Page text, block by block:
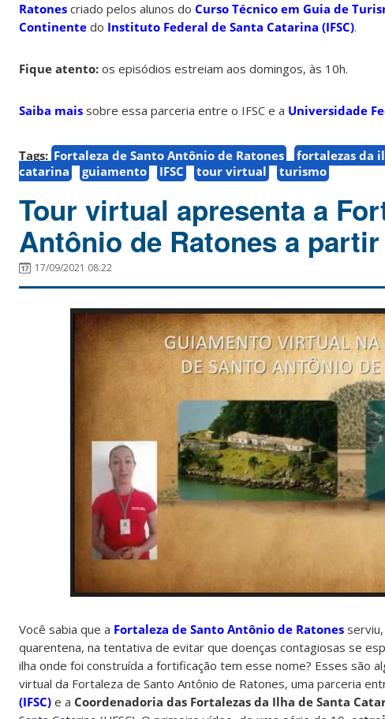
Ratones criado pelos alunos do Curso Técnico em Guia de
Continente do Instituto Federal de Santa Catarina (IFSC).
Fique atento: os episódios estreiam aos domingos, às 10h.
Saiba mais sobre essa parceria entre o IFSC e a Universidade
Tags: Fortaleza de Santo Antônio de Ratones
fortalezas da
catarina
guiamento IFSC tour virtual turismo
Tour virtual apresenta a
Antônio de Ratones a
17/09/2021 08:22
Você sabia que a Fortaleza de Santo Antônio de Ratones
quarentena, na tentativa de evitar que doenças contagiosas se
ilha onde foi construída a fortificação tem esse nome? Esses são
virtual da Fortaleza de Santo Antônio de Ratones, uma parceria
(IFSC) e a Coordenadoria das Fortalezas da Ilha de Santa